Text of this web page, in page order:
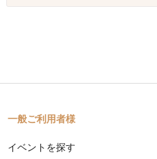
一般ご利用者様
イベントを探す